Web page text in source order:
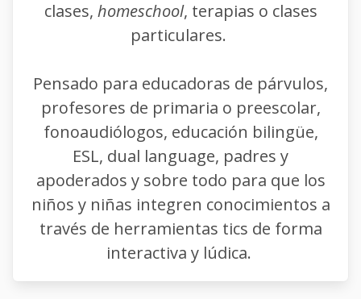
clases, homeschool, terapias o clases
particulares.
Pensado para educadoras de párvulos,
profesores de primaria o preescolar,
fonoaudiólogos, educación bilingüe,
ESL, dual language, padres y
apoderados y sobre todo para que los
niños y niñas integren conocimientos a
través de herramientas tics de forma
interactiva y lúdica.